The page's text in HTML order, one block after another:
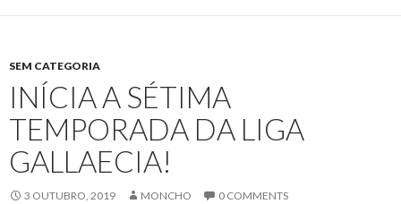
SEM CATEGORIA
INÍCIA A SÉTIMA
TEMPORADA DA LIGA
GALLAECIA!
3 OUTUBRO, 2019 MONCHO 0 COMMENTS